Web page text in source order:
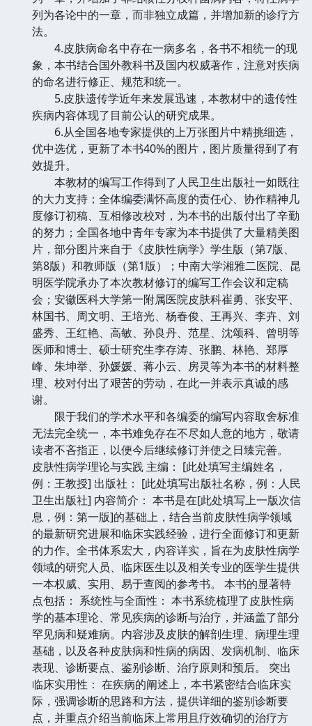
列为各论中的一章，而非独立成篇，并增加新的诊疗方
法。
4.皮肤病命名中存在一病多名，各书不相统一的现
象，本书结合国外教科书及国内权威著作，注意对疾病
的命名进行修正、规范和统一。
5.皮肤遗传学近年来发展迅速，本教材中的遗传性
疾病内容体现了目前公认的研究成果。
6.从全国各地专家提供的上万张图片中精挑细选，
优中选优，更新了本书40%的图片，图片质量得到了有
效提升。
本教材的编写工作得到了人民卫生出版社一如既往
的大力支持；全体编委满怀高度的责任心、协作精神几
度修订初稿、互相修改校对，为本书的出版付出了辛勤
的努力；全国各地中青年专家为本书提供了大量精美图
片，部分图片来自于《皮肤性病学》学生版（第7版、
第8版）和教师版（第1版）；中南大学湘雅二医院、昆
明医学院承办了本次教材修订的编写工作会议和定稿
会；安徽医科大学第一附属医院皮肤科崔勇、张安平、
林国书、周文明、王培光、杨春俊、王再兴、李卉、刘
盛秀、王红艳、高敏、孙良丹、范星、沈颂科、曾明等
医师和博士、硕士研究生李存涛、张鹏、林艳、郑厚
峰、朱坤举、孙媛媛、蒋小云、房灵等为本书的材料整
理、校对付出了艰苦的劳动，在此一并表示真诚的感
谢。
限于我们的学术水平和各编委的编写内容取舍标准
无法完全统一，本书难免存在不尽如人意的地方，敬请
读者不吝指正，以便今后继续修订并使之日臻完善。
皮肤性病学理论与实践 主编： [此处填写主编姓名，
例：王教授] 出版社： [此处填写出版社名称，例：人民
卫生出版社] 内容简介： 本书是在[此处填写上一版次信
息，例：第一版]的基础上，结合当前皮肤性病学领域
的最新研究进展和临床实践经验，进行全面修订和更新
的力作。全书体系宏大，内容详实，旨在为皮肤性病学
领域的研究人员、临床医生以及相关专业的医学生提供
一本权威、实用、易于查阅的参考书。 本书的显著特
点包括： 系统性与全面性： 本书系统梳理了皮肤性病
学的基本理论、常见疾病的诊断与治疗，并涵盖了部分
罕见病和疑难病。内容涉及皮肤的解剖生理、病理生理
基础，以及各种皮肤病和性病的病因、发病机制、临床
表现、诊断要点、鉴别诊断、治疗原则和预后。 突出
临床实用性： 在疾病的阐述上，本书紧密结合临床实
际，强调诊断的思路和方法，提供详细的鉴别诊断要
点，并重点介绍当前临床上常用且疗效确切的治疗方